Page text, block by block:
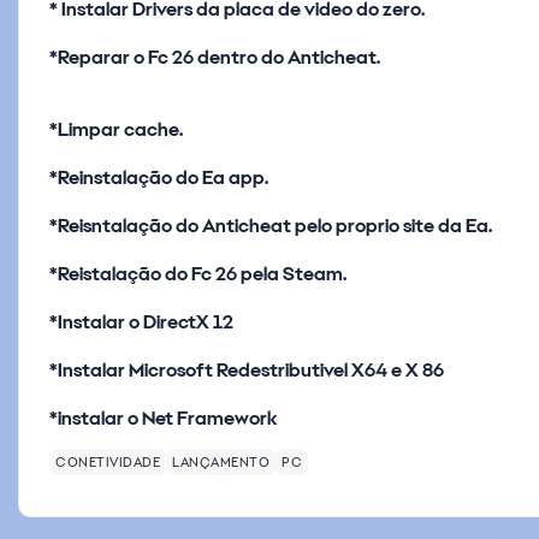
* Instalar Drivers da placa de video do zero.
*Reparar o Fc 26 dentro do Anticheat.
*Limpar cache.
*Reinstalação do Ea app.
*Reisntalação do Anticheat pelo proprio site da Ea.
*Reistalação do Fc 26 pela Steam.
*Instalar o DirectX 12
*Instalar Microsoft Redestributivel X64 e X 86
*instalar o Net Framework
CONETIVIDADE LANÇAMENTO PC